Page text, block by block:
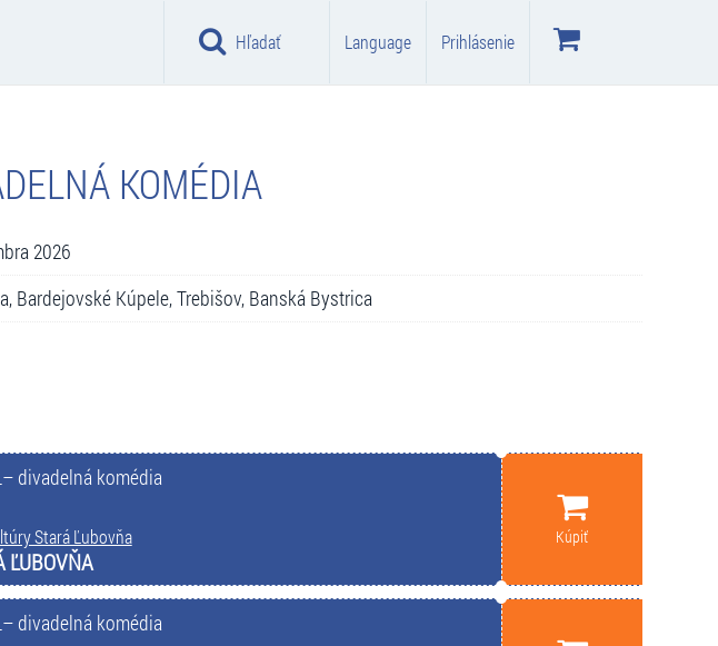
Hľadať Language Prihlásenie
KOMÉDIA
2026
Bardejovské Kúpele, Trebišov, Banská Bystrica
divadelná komédia
Stará Ľubovňa
ĽUBOVŇA
Kúpiť
divadelná komédia